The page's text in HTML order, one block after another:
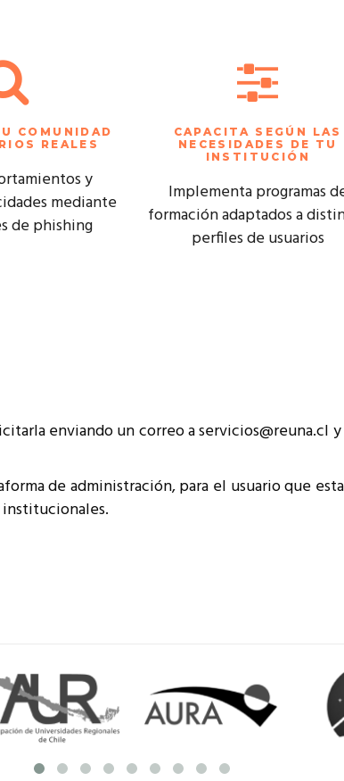
COMUNIDAD
REALES
y
mediante
de phishing
CAPACITA SEGÚN LAS
NECESIDADES DE TU
INSTITUCIÓN
Implementa programas
formación adaptados a
perfiles de usuarios
enviando un correo a servicios@reuna.cl
de administración, para el usuario que